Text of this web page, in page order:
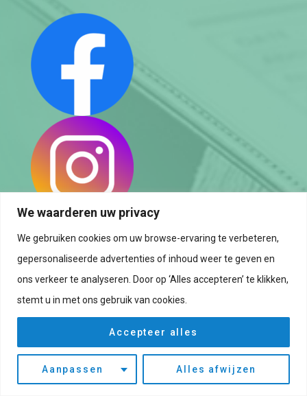
We waarderen uw privacy
We gebruiken cookies om uw browse-ervaring te verbeteren,
gepersonaliseerde advertenties of inhoud weer te geven en
ons verkeer te analyseren. Door op ‘Alles accepteren’ te klikken,
stemt u in met ons gebruik van cookies.
Aanpassen Alles afwijzen
Accepteer alles
Datenschutzrichtlinie
Cookie rictlinie
Aviso legal